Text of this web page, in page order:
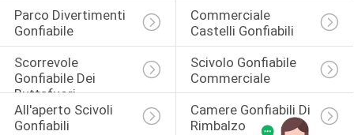
Parco Divertimenti
Gonfiabile
Commerciale
Castelli Gonfiabili
Scorrevole
Gonfiabile Dei
Buttafuori
Scivolo Gonfiabile
Commerciale
All'aperto Scivoli
Gonfiabili
Camere Gonfiabili Di
Rimbalzo